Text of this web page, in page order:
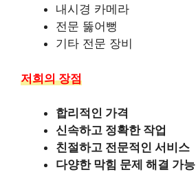
내시경 카메라
전문 뚫어뻥
기타 전문 장비
저희의 장점
합리적인 가격
신속하고 정확한 작업
친절하고 전문적인 서비스
다양한 막힘 문제 해결 가능